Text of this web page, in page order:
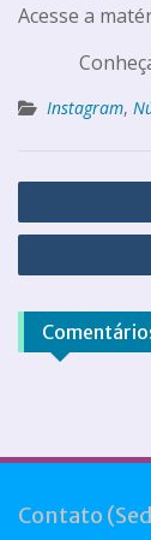
Acesse a
Instagram,
Contato